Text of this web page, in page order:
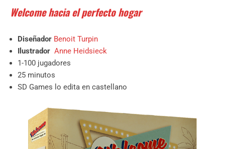
Welcome hacia el perfecto hogar
Diseñador Benoit Turpin
Ilustrador Anne Heidsieck
1-100 jugadores
25 minutos
SD Games lo edita en castellano